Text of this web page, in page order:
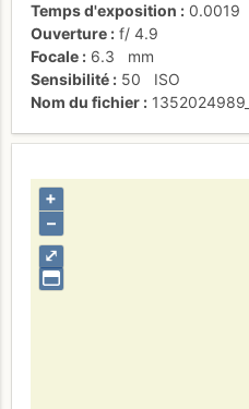
Temps d'exposition
0.0019
Ouverture
f/ 4.9
Focale
6.3
mm
Sensibilité
50
ISO
Nom du fichier
⤢
+
–